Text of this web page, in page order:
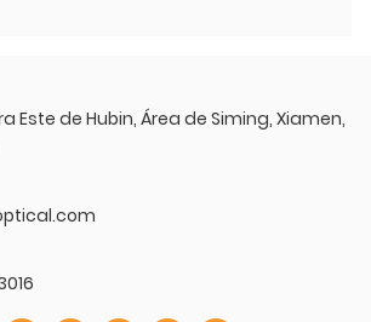
Este de Hubin, Área de Siming, Xiamen,